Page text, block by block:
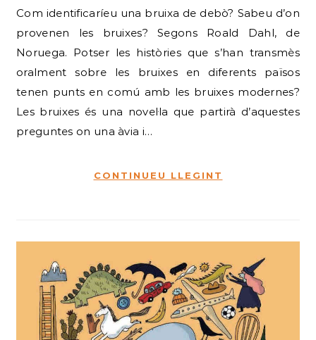
Com identificaríeu una bruixa de debò? Sabeu d’on
provenen les bruixes? Segons Roald Dahl, de
Noruega. Potser les històries que s’han transmès
oralment sobre les bruixes en diferents països
tenen punts en comú amb les bruixes modernes?
Les bruixes és una novel·la que partirà d’aquestes
preguntes on una àvia i…
CONTINUEU LLEGINT